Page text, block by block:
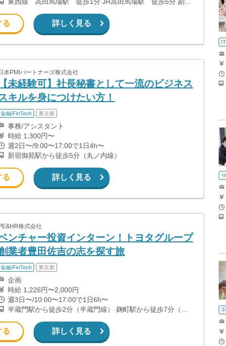
る 詳しく見る
本PMIパートナーズ株式会社
未経験可】社長秘書として一流のビジネス
キルを身につけたい方！
金融/FinTech 東京都
事務/アシスタント
時給 1,300円〜
週2日〜/9:00〜17:00で1日4h〜
新宿御苑駅から徒歩5分（丸ノ内線）
る 詳しく見る
株式会社
ンチャー投資インターン！トヨタグループ
業者豊田佐吉の志を探す旅
金融/FinTech 東京都
企画
時給 1,226円〜2,000円
週3日〜/10:00〜17:00で1日6h〜
半蔵門駅から徒歩2分（半蔵門線） 麹町駅から徒歩7分（有
る 詳しく見る
IT